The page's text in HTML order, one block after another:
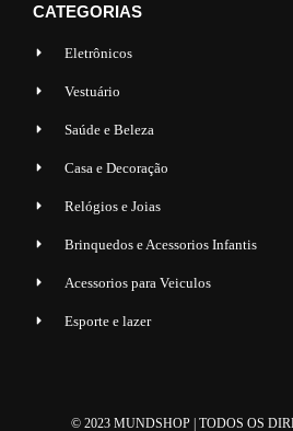
CATEGORIAS
Eletrônicos
Vestuário
Saúde e Beleza
Casa e Decoração
Relógios e Joias
Brinquedos e Acessorios Infantis
Acessorios para Veiculos
Esporte e lazer
© 2023 MUNDSHOP | TODOS OS